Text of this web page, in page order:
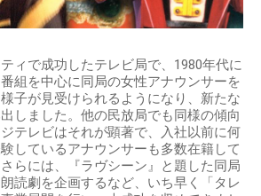
ィで成功したテレビ局で、1980年代に
組を中心に同局の女性アナウンサーを
子が見受けられるようになり、新たな
しました。他の民放局でも同様の傾向
テレビはそれが顕著で、入社以前に何
しているアナウンサーも多数在籍して
らには、『ラヴシーン』と題した同局
読劇を企画するなど、いち早く「タレ